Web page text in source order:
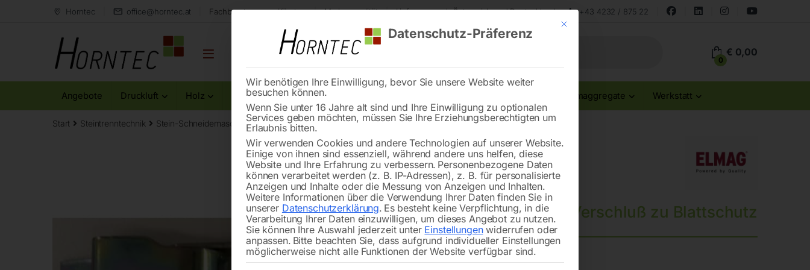
Horntec office@horntec.at Fachberatung aus Kärnten Markenqualität Lieferung nach Österreich und Deutschland +43 4232 / 875 22
0
€ 0,00
Angebote Druckluft Holz Metall Reinigung Stromaggregate Werkstatt
Start Steintrenntechnik Stein-Schneidemaschinen Verschluß zu Blattschutz
🔍
Verschluß zu Blattschutz
für DIAMATIC A-46, A-81
Mit diesem Button wird der Dialog geschlossen. Seine Funktionalität ist
Datenschutz-Präferenz
Wir benötigen Ihre Einwilligung, bevor Sie unsere Website weiter
besuchen können.
Wenn Sie unter 16 Jahre alt sind und Ihre Einwilligung zu optionalen
Services geben möchten, müssen Sie Ihre Erziehungsberechtigten um
Erlaubnis bitten.
Wir verwenden Cookies und andere Technologien auf unserer Website.
Einige von ihnen sind essenziell, während andere uns helfen, diese
Website und Ihre Erfahrung zu verbessern. Personenbezogene Daten
können verarbeitet werden (z. B. IP-Adressen), z. B. für personalisierte
Anzeigen und Inhalte oder die Messung von Anzeigen und Inhalten.
Weitere Informationen über die Verwendung Ihrer Daten finden Sie in
unserer Datenschutzerklärung. Es besteht keine Verpflichtung, in die
Verarbeitung Ihrer Daten einzuwilligen, um dieses Angebot zu nutzen.
Sie können Ihre Auswahl jederzeit unter Einstellungenwiderrufen oder
anpassen. Bitte beachten Sie, dass aufgrund individueller Einstellungen
möglicherweise nicht alle Funktionen der Website verfügbar sind.